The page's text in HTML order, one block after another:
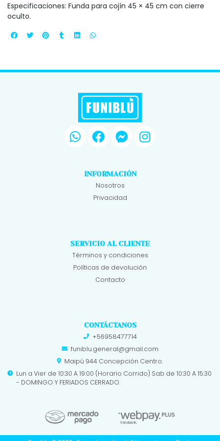
Especificaciones: Funda para cojín 45 × 45 cm con cierre
oculto.
INFORMACIÓN
Nosotros
Privacidad
SERVICIO AL CLIENTE
Términos y condiciones
Políticas de devolución
Contacto
CONTÁCTANOS
+56958477714
funiblu.general@gmail.com
Maipú 944 Concepción Centro.
Lun a Vier de 10:30 A 19:00 (Horario Corrido) Sab de 10:30 A 15:30
- DOMINGO Y FERIADOS CERRADO.